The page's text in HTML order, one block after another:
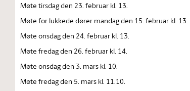
Møte tirsdag den 23. februar kl. 13.
Møte for lukkede dører mandag den 15. februar kl. 13.
Møte onsdag den 24. februar kl. 13.
Møte fredag den 26. februar kl. 14.
Møte onsdag den 3. mars kl. 10.
Møte fredag den 5. mars kl. 11.10.